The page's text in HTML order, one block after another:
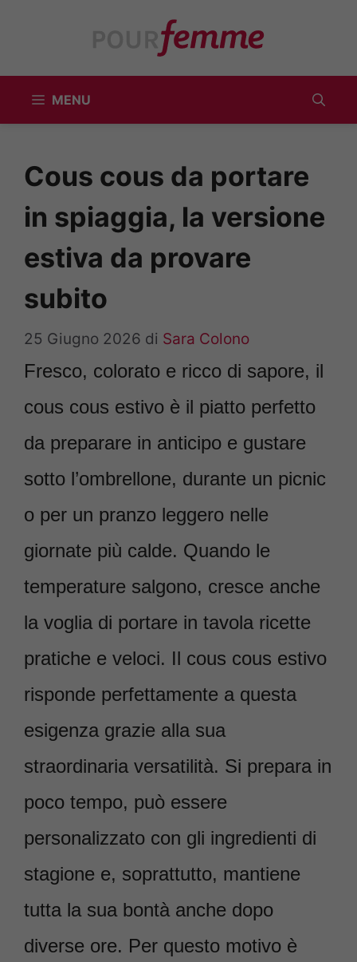
MENU
Cous cous da portare
in spiaggia, la versione
estiva da provare
subito
25 Giugno 2026 di Sara Colono
Fresco, colorato e ricco di sapore, il
cous cous estivo è il piatto perfetto
da preparare in anticipo e gustare
sotto l’ombrellone, durante un picnic
o per un pranzo leggero nelle
giornate più calde. Quando le
temperature salgono, cresce anche
la voglia di portare in tavola ricette
pratiche e veloci. Il cous cous estivo
risponde perfettamente a questa
esigenza grazie alla sua
straordinaria versatilità. Si prepara in
poco tempo, può essere
personalizzato con gli ingredienti di
stagione e, soprattutto, mantiene
tutta la sua bontà anche dopo
diverse ore. Per questo motivo è